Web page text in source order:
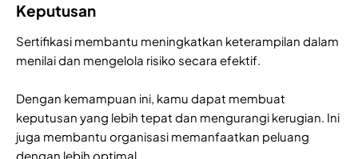
Keputusan
Sertifikasi membantu meningkatkan keterampilan dalam
menilai dan mengelola risiko secara efektif.
Dengan kemampuan ini, kamu dapat membuat
keputusan yang lebih tepat dan mengurangi kerugian. Ini
juga membantu organisasi memanfaatkan peluang
dengan lebih optimal.